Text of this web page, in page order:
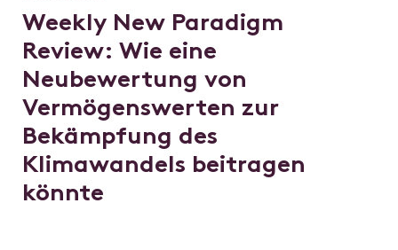
Weekly New Paradigm
Review: Wie eine
Neubewertung von
Vermögenswerten zur
Bekämpfung des
Klimawandels beitragen
könnte